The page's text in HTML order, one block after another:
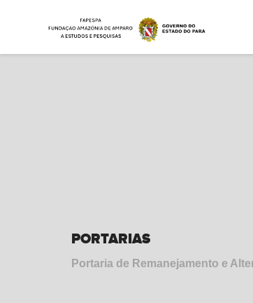
PORTARIAS
Portaria de Remanejamento e